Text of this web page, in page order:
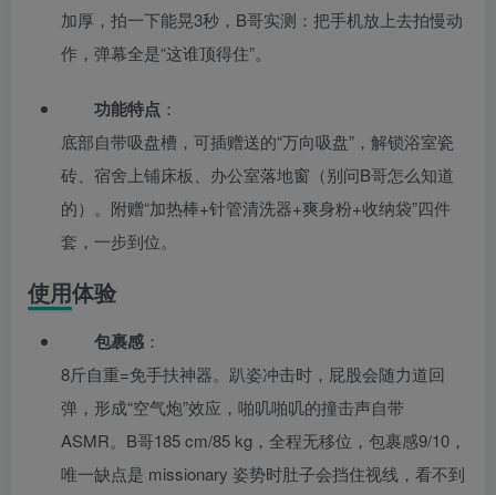
加厚，拍一下能晃3秒，B哥实测：把手机放上去拍慢动
作，弹幕全是“这谁顶得住”。
功能特点 ：
底部自带吸盘槽，可插赠送的“万向吸盘”，解锁浴室瓷
砖、宿舍上铺床板、办公室落地窗（别问B哥怎么知道
的）。附赠“加热棒+针管清洗器+爽身粉+收纳袋”四件
套，一步到位。
使用体验
包裹感 ：
8斤自重=免手扶神器。趴姿冲击时，屁股会随力道回
弹，形成“空气炮”效应，啪叽啪叽的撞击声自带
ASMR。B哥185 cm/85 kg，全程无移位，包裹感9/10，
唯一缺点是 missionary 姿势时肚子会挡住视线，看不到